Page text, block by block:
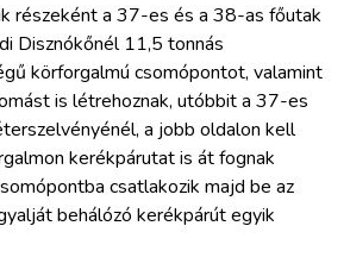
részeként a 37-es és a 38-as főutak
Disznókőnél 11,5 tonnás
körforgalmú csomópontot, valamint
is létrehoznak, utóbbit a 37-es
a jobb oldalon kell
kerékpárutat is át fognak
csatlakozik majd be az
behálózó kerékpárút egyik